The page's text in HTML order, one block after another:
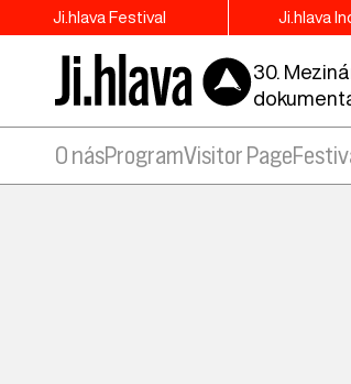
Ji.hlava Festival Ji.hlava
30.
O násProgramVisitor Page